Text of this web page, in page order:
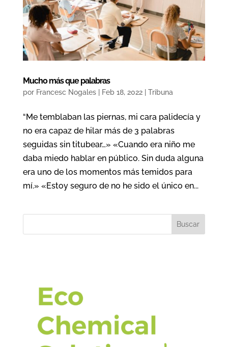
Mucho más que palabras
por Francesc Nogales| Feb 18, 2022| Tribuna
“Me temblaban las piernas, mi cara palidecía y
no era capaz de hilar más de 3 palabras
seguidas sin titubear…» «Cuando era niño me
daba miedo hablar en público. Sin duda alguna
era uno de los momentos más temidos para
mí.» «Estoy seguro de no he sido el único en...
Buscar